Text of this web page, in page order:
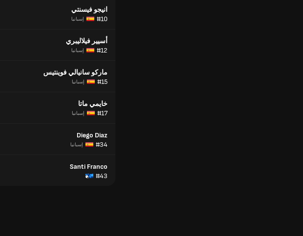
انيجو فيسنتي
#10
إسبانيا
أسيير فيلاليبري
#12
إسبانيا
ماركو سانيالي فوينتيس
#15
إسبانيا
خايمي ماتا
#17
إسبانيا
Diego Diaz
#34
إسبانيا
Santi Franco
#43